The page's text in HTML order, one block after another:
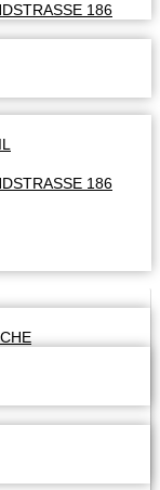
186
186